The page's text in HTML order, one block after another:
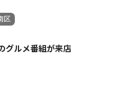
区
グルメ番組が来店